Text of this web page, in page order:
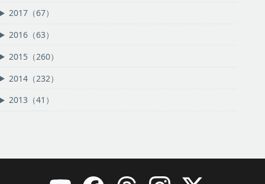
2017（67）
2016（63）
2015（260）
2014（232）
2013（41）